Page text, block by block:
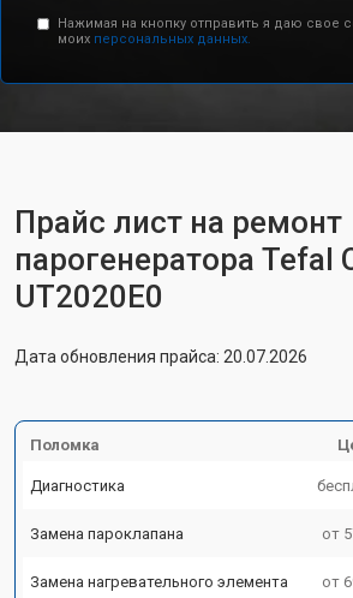
Нажимая на кнопку отправить я даю свое
моих персональных данных.
Прайс лист на ремонт
парогенератора Tefal
UT2020E0
Дата обновления прайса: 20.07.2026
Поломка
Диагностика
Замена пароклапана от
Замена нагревательного элемента от